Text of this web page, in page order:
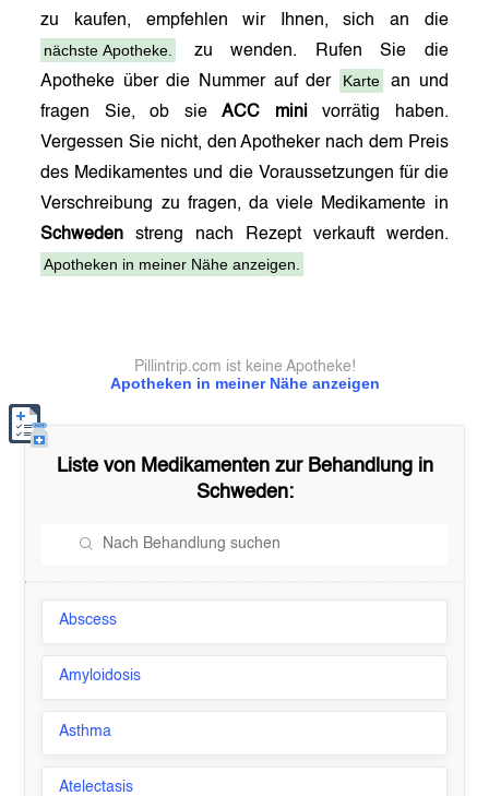
zu kaufen, empfehlen wir Ihnen, sich an die
nächste Apotheke.
zu wenden. Rufen Sie die
Apotheke über die Nummer auf der
Karte
an und
fragen Sie, ob sieACC mini vorrätig haben.
Vergessen Sie nicht, den Apotheker nach dem Preis
des Medikamentes und die Voraussetzungen für die
Verschreibung zu fragen, da viele Medikamente in
Schweden streng nach Rezept verkauft werden.
Apotheken in meiner Nähe anzeigen.
Apotheken in meiner Nähe anzeigen
Pillintrip.com ist keine Apotheke!
Liste von Medikamenten zur Behandlung in
Schweden:
Abscess
Amyloidosis
Asthma
Atelectasis